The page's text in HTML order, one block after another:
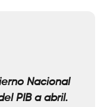
Nacional
PIB a abril.